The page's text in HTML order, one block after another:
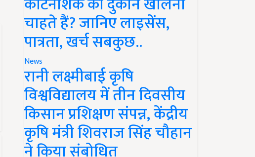
चाहते हैं? जानिए लाइसेंस,
पात्रता, खर्च सबकुछ..
News
रानी लक्ष्मीबाई कृषि
विश्वविद्यालय में तीन दिवसीय
किसान प्रशिक्षण संपन्न, केंद्रीय
कृषि मंत्री शिवराज सिंह चौहान